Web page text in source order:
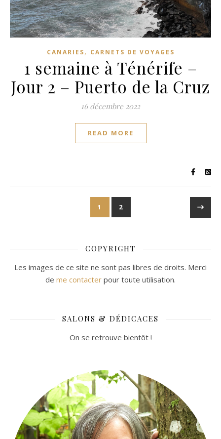
CANARIES, CARNETS DE VOYAGES
1 semaine à Ténérife –
Jour 2 – Puerto de la Cruz
16 décembre 2022
READ MORE
1 2
COPYRIGHT
Les images de ce site ne sont pas libres de droits. Merci
de me contacter pour toute utilisation.
SALONS & DÉDICACES
On se retrouve bientôt !